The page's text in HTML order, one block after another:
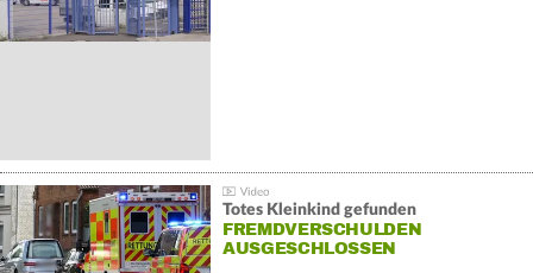
Totes Kleinkind gefunden
FREMDVERSCHULDEN
AUSGESCHLOSSEN